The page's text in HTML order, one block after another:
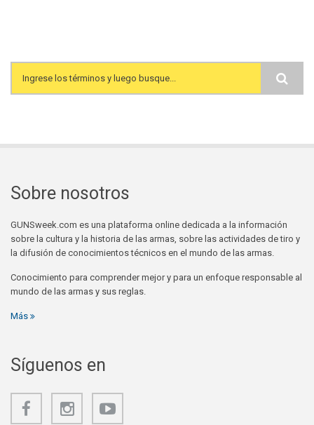
Search form
Sobre nosotros
GUNSweek.com es una plataforma online dedicada a la información
sobre la cultura y la historia de las armas, sobre las actividades de tiro y
la difusión de conocimientos técnicos en el mundo de las armas.
Conocimiento para comprender mejor y para un enfoque responsable al
mundo de las armas y sus reglas.
Más
Síguenos en